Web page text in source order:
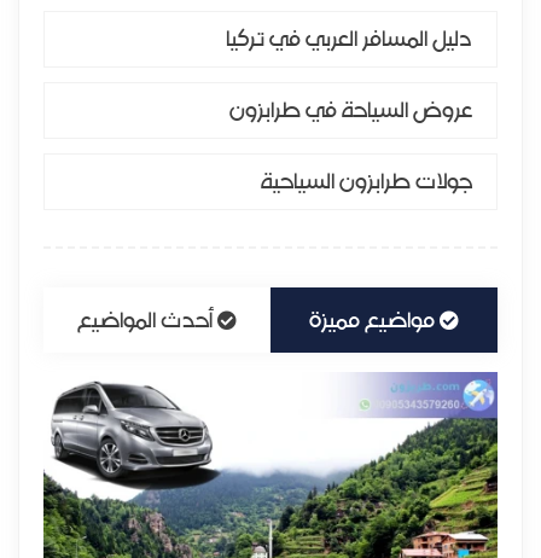
دليل المسافر العربي في تركيا
عروض السياحة في طرابزون
جولات طرابزون السياحية
مواضيع مميزة أحدث المواضيع